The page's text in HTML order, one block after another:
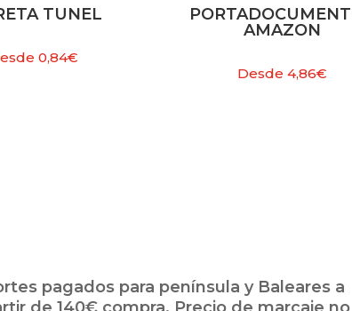
TUNEL
0,84€
AMAZON
Desde4,86€
pagados para península y Baleares a